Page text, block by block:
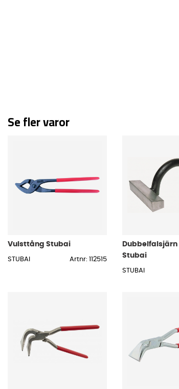
Se fler varor
Vulsttång Stubai
STUBAI Artnr: 112515
Stubai
STUBAI